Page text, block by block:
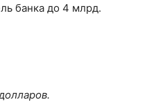
банка до 4 млрд.